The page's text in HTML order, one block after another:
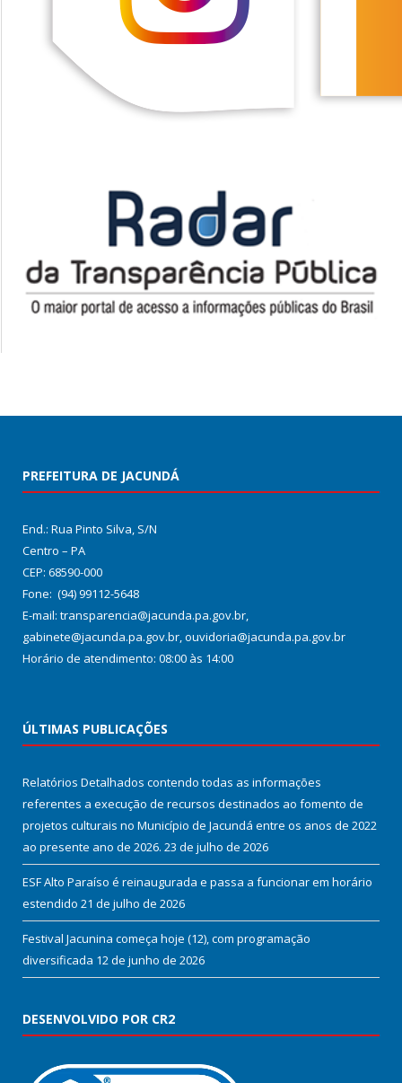
PREFEITURA DE JACUNDÁ
End.: Rua Pinto Silva, S/N
Centro – PA
CEP: 68590-000
Fone: (94) 99112-5648
E-mail: transparencia@jacunda.pa.gov.br,
gabinete@jacunda.pa.gov.br, ouvidoria@jacunda.pa.gov.br
Horário de atendimento: 08:00 às 14:00
ÚLTIMAS PUBLICAÇÕES
Relatórios Detalhados contendo todas as informações
referentes a execução de recursos destinados ao fomento de
projetos culturais no Município de Jacundá entre os anos de 2022
ao presente ano de 2026. 23 de julho de 2026
ESF Alto Paraíso é reinaugurada e passa a funcionar em horário
estendido 21 de julho de 2026
Festival Jacunina começa hoje (12), com programação
diversificada 12 de junho de 2026
DESENVOLVIDO POR CR2